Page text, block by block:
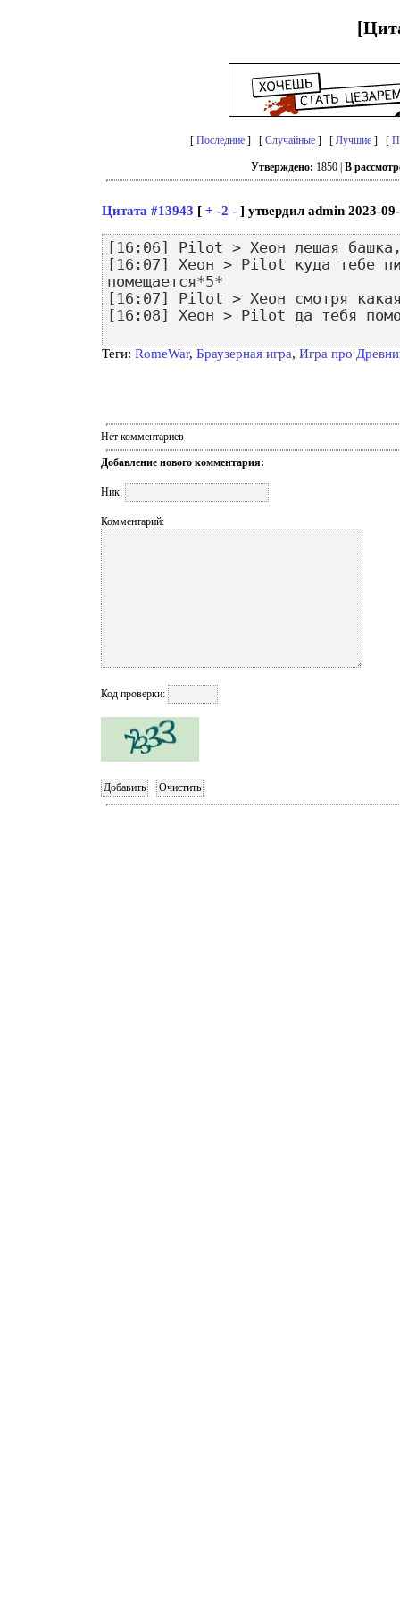
[ Последние ] [ Случайные ] [ Лучшие ] [
Утверждено: 1850 | В
Цитата #13943 [ + -2 - ] утвердил admin 2023-
[16:06] Pilot > Хеон лешая
[16:07] Хеон > Pilot куда тебе
помещается*5*
[16:07] Pilot > Хеон смотря
[16:08] Хеон > Pilot да тебя
Теги: RomeWar, Браузерная игра, Игра про
Нет комментариев
Добавление нового комментария:
Ник:
Комментарий:
Код проверки: